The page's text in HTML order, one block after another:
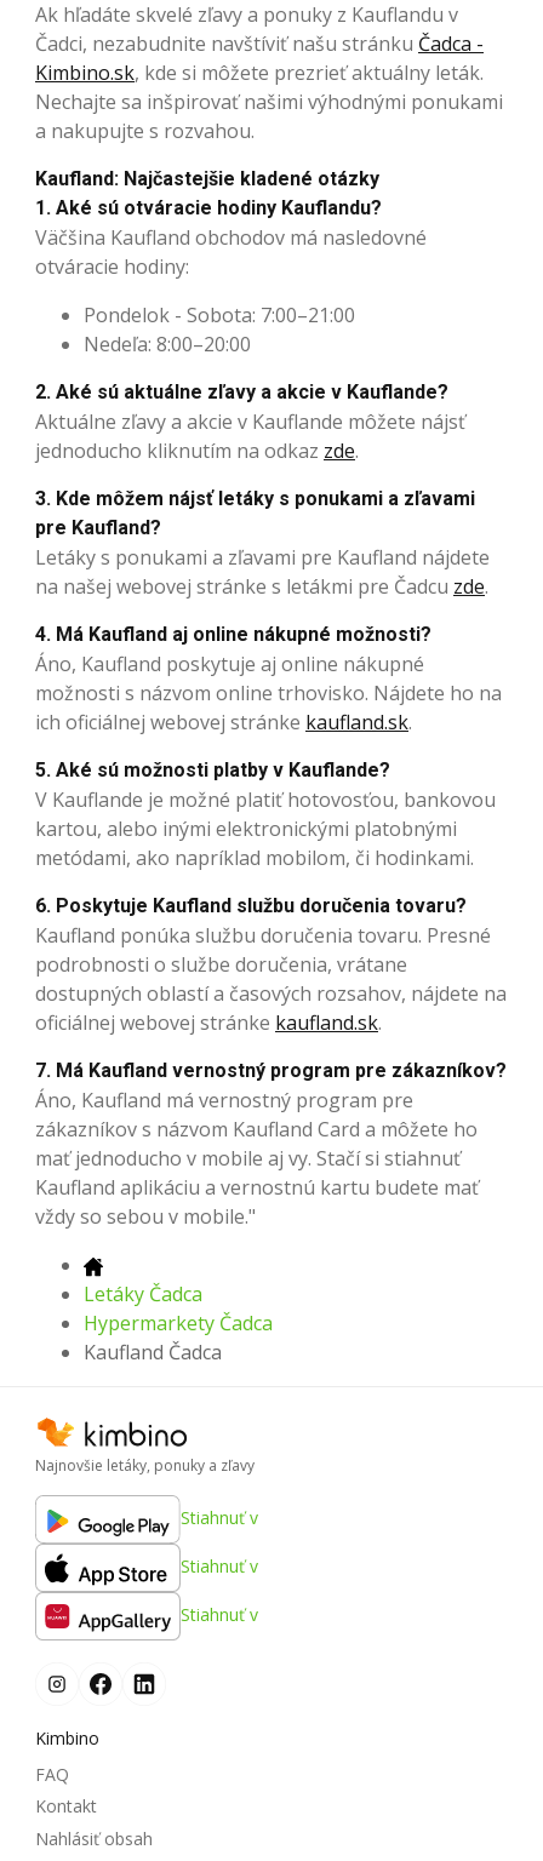
Ak hľadáte skvelé zľavy a ponuky z Kauflandu v
Čadci, nezabudnite navštíviť našu stránku Čadca -
Kimbino.sk, kde si môžete prezrieť aktuálny leták.
Nechajte sa inšpirovať našimi výhodnými ponukami
a nakupujte s rozvahou.
Kaufland: Najčastejšie kladené otázky
1. Aké sú otváracie hodiny Kauflandu?
Väčšina Kaufland obchodov má nasledovné
otváracie hodiny:
Pondelok - Sobota: 7:00–21:00
Nedeľa: 8:00–20:00
2. Aké sú aktuálne zľavy a akcie v Kauflande?
Aktuálne zľavy a akcie v Kauflande môžete nájsť
jednoducho kliknutím na odkaz zde.
3. Kde môžem nájsť letáky s ponukami a zľavami
pre Kaufland?
Letáky s ponukami a zľavami pre Kaufland nájdete
na našej webovej stránke s letákmi pre Čadcu zde.
4. Má Kaufland aj online nákupné možnosti?
Áno, Kaufland poskytuje aj online nákupné
možnosti s názvom online trhovisko. Nájdete ho na
ich oficiálnej webovej stránke kaufland.sk.
5. Aké sú možnosti platby v Kauflande?
V Kauflande je možné platiť hotovosťou, bankovou
kartou, alebo inými elektronickými platobnými
metódami, ako napríklad mobilom, či hodinkami.
6. Poskytuje Kaufland službu doručenia tovaru?
Kaufland ponúka službu doručenia tovaru. Presné
podrobnosti o službe doručenia, vrátane
dostupných oblastí a časových rozsahov, nájdete na
oficiálnej webovej stránke kaufland.sk.
7. Má Kaufland vernostný program pre zákazníkov?
Áno, Kaufland má vernostný program pre
zákazníkov s názvom Kaufland Card a môžete ho
mať jednoducho v mobile aj vy. Stačí si stiahnuť
Kaufland aplikáciu a vernostnú kartu budete mať
vždy so sebou v mobile."
Letáky Čadca
Hypermarkety Čadca
Kaufland Čadca
Najnovšie letáky, ponuky a zľavy
Stiahnuť v
Stiahnuť v
Stiahnuť v
Kimbino
FAQ
Kontakt
Nahlásiť obsah